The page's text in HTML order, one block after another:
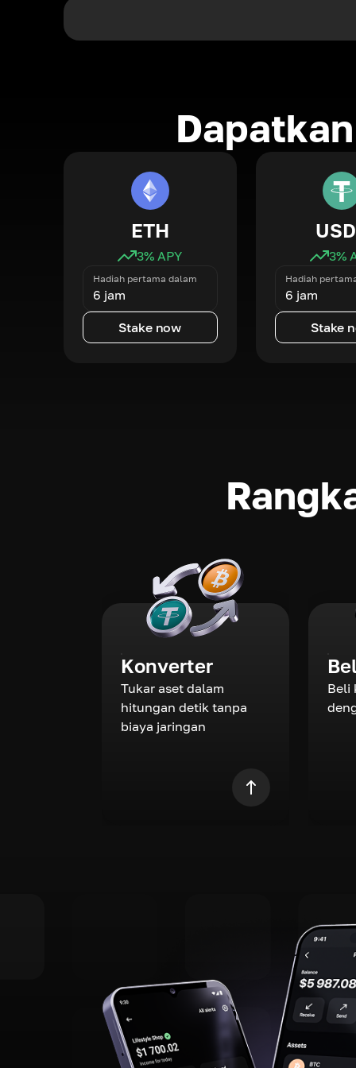
ETH
3% APY
Hadiah pertama dalam
6 jam
Stake now
3%
Hadiah
6 jam
Stake
Konverter
Tukar aset dalam
hitungan detik tanpa
biaya jaringan
Beli